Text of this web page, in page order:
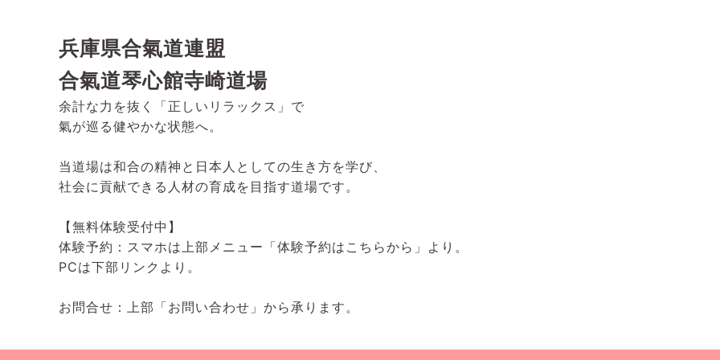
兵庫県合氣道連盟
合氣道琴心館寺崎道場
余計な力を抜く「正しいリラックス」で
氣が巡る健やかな状態へ。
当道場は和合の精神と日本人としての生き方を学び、
社会に貢献できる人材の育成を目指す道場です。
【無料体験受付中】
体験予約：スマホは上部メニュー「体験予約はこちらから」より。
PCは下部リンクより。
お問合せ：上部「お問い合わせ」から承ります。